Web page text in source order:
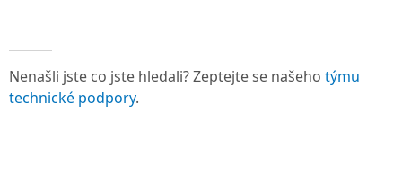
Nenašli jste co jste hledali? Zeptejte se našeho týmu
technické podpory.